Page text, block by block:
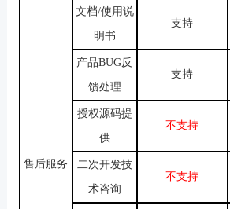
售后服务
文档/使用说
明书
支持
产品BUG反
馈处理
支持
授权源码提
供
不支持
二次开发技
术咨询
不支持